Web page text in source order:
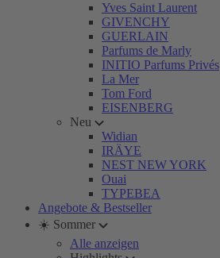
Yves Saint Laurent
GIVENCHY
GUERLAIN
Parfums de Marly
INITIO Parfums Privés
La Mer
Tom Ford
EISENBERG
Neu
Widian
IRÄYE
NEST NEW YORK
Ouai
TYPEBEA
Angebote & Bestseller
☀️ Sommer
Alle anzeigen